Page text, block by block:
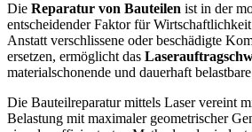
Die Reparatur von Bauteilen ist in der
entscheidender Faktor für
Anstatt verschlissene oder beschädigte
ersetzen, ermöglicht das
materialschonende und dauerhaft
Die Bauteilreparatur mittels Laser vereint
Belastung mit maximaler geometrischer